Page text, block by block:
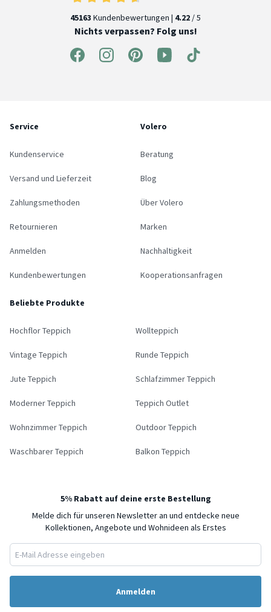
45163 Kundenbewertungen | 4.22 / 5
Nichts verpassen? Folg uns!
Service
Kundenservice
Versand und Lieferzeit
Zahlungsmethoden
Retournieren
Anmelden
Kundenbewertungen
Volero
Beratung
Blog
Über Volero
Marken
Nachhaltigkeit
Kooperationsanfragen
Beliebte Produkte
Hochflor Teppich Wollteppich
Vintage Teppich Runde Teppich
Jute Teppich Schlafzimmer Teppich
Moderner Teppich Teppich Outlet
Wohnzimmer Teppich Outdoor Teppich
Waschbarer Teppich Balkon Teppich
5% Rabatt auf deine erste Bestellung
Melde dich für unseren Newsletter an und entdecke neue
Kollektionen, Angebote und Wohnideen als Erstes
Anmelden